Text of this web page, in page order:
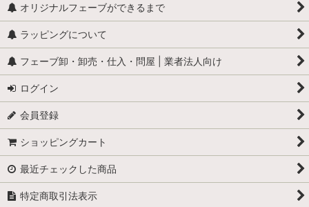
コーヒー
やさい
くだもの
ガレットデロワ
マカロン
パン
ワイン・カクテル・ブランデー
オリジナルフェーブができるまで
ラッピングについて
フェーブ卸・卸売・仕入・問屋 | 業者法人向け
ログイン
会員登録
ショッピングカート
最近チェックした商品
特定商取引法表示